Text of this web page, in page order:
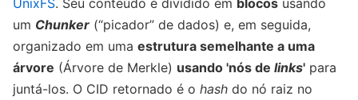
UnixFS. Seu conteúdo é dividido em blocos usando
um Chunker (“picador” de dados) e, em seguida,
organizado em uma estrutura semelhante a uma
árvore (Árvore de Merkle) usando 'nós de links' para
juntá-los. O CID retornado é o hash do nó raiz no